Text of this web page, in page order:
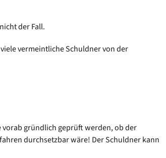
der Fall.
vermeintliche Schuldner von der
vorab gründlich geprüft werden, ob der
durchsetzbar wäre! Der Schuldner kann